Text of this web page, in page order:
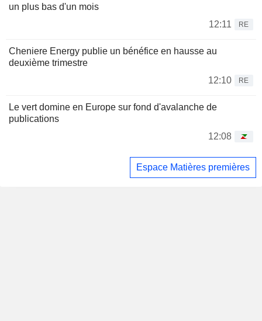
un plus bas d'un mois
12:11
RE
Cheniere Energy publie un bénéfice en hausse au
deuxième trimestre
12:10
RE
Le vert domine en Europe sur fond d'avalanche de
publications
12:08
Espace Matières premières